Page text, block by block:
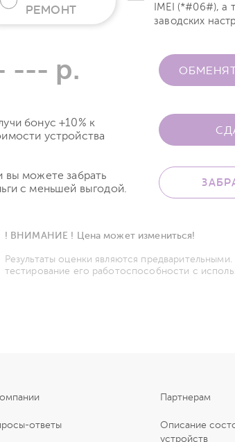
РЕМОНТ
IMEI (*#06#), а
заводских
--- р.
бонус +10% к
устройства
вы можете забрать
с меньшей выгодой.
! ВНИМАНИЕ ! Цена может измениться!
Результаты оценки являются
тестирование его работоспособности с
Партнерам
ответы
Описание
устройств